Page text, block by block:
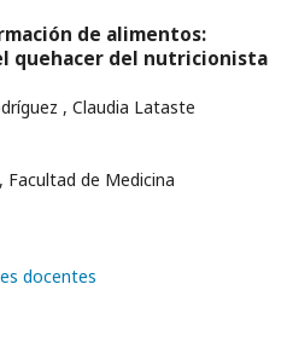
de alimentos:
quehacer del nutricionista
, Claudia Lataste
Facultad de Medicina
docentes